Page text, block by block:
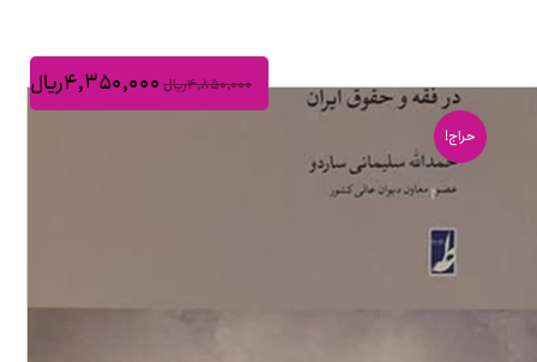
۴,۸۵۰,۰۰۰ریال ۴,۳۵۰,۰۰۰ریال
حراج!